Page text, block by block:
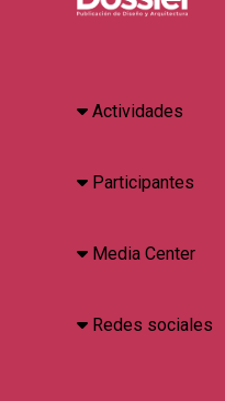
Actividades
Participantes
Media Center
Redes sociales